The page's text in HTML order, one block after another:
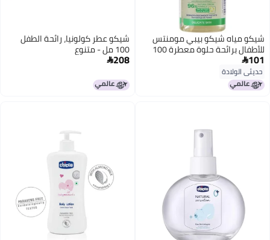
شيكو مياه شيكو بيبي مومنتس
للأطفال برائحة حلوة معطرة 100
مل 101
حديثي الولادة
شيكو عطر كولونيا، رائحة الطفل
100 مل - متنوع
208